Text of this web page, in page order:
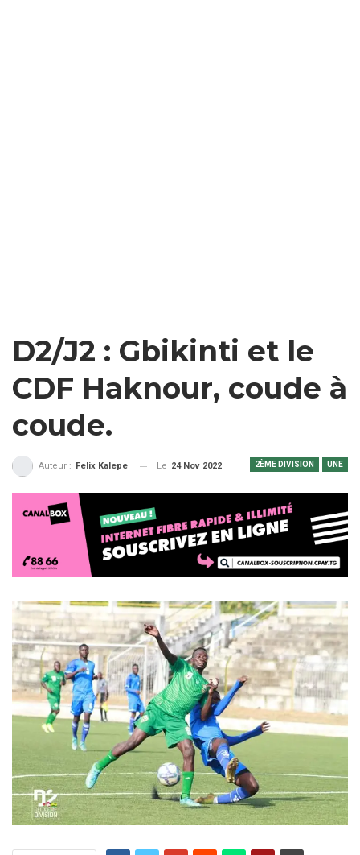
D2/J2 : Gbikinti et le
CDF Haknour, coude à
coude.
2ÈME DIVISION UNE
Auteur : Felix Kalepe Le 24 Nov 2022